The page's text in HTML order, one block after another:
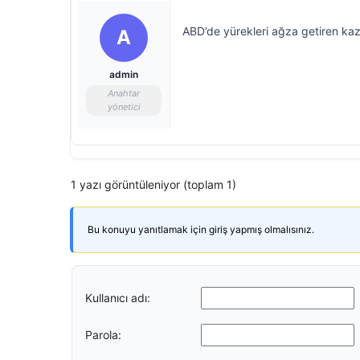
A
admin
Anahtar
yönetici
ABD’de yürekleri ağza getiren
1 yazı görüntüleniyor (toplam 1)
Bu konuyu yanıtlamak için giriş yapmış olmalısınız.
Kullanıcı adı:
Parola: